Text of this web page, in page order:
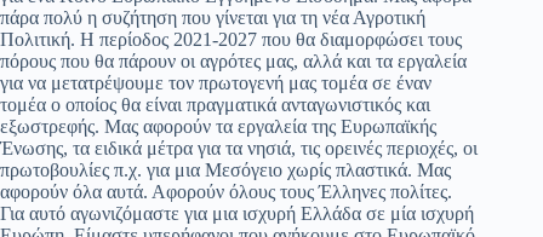
πάρα πολύ η συζήτηση που γίνεται για τη νέα Αγροτική
Πολιτική. Η περίοδος 2021-2027 που θα διαμορφώσει τους
πόρους που θα πάρουν οι αγρότες μας, αλλά και τα εργαλεία
για να μετατρέψουμε τον πρωτογενή μας τομέα σε έναν
τομέα ο οποίος θα είναι πραγματικά ανταγωνιστικός και
εξωστρεφής. Μας αφορούν τα εργαλεία της Ευρωπαϊκής
Ένωσης, τα ειδικά μέτρα για τα νησιά, τις ορεινές περιοχές, οι
πρωτοβουλίες π.χ. για μια Μεσόγειο χωρίς πλαστικά. Μας
αφορούν όλα αυτά. Αφορούν όλους τους Έλληνες πολίτες.
Για αυτό αγωνιζόμαστε για μια ισχυρή Ελλάδα σε μία ισχυρή